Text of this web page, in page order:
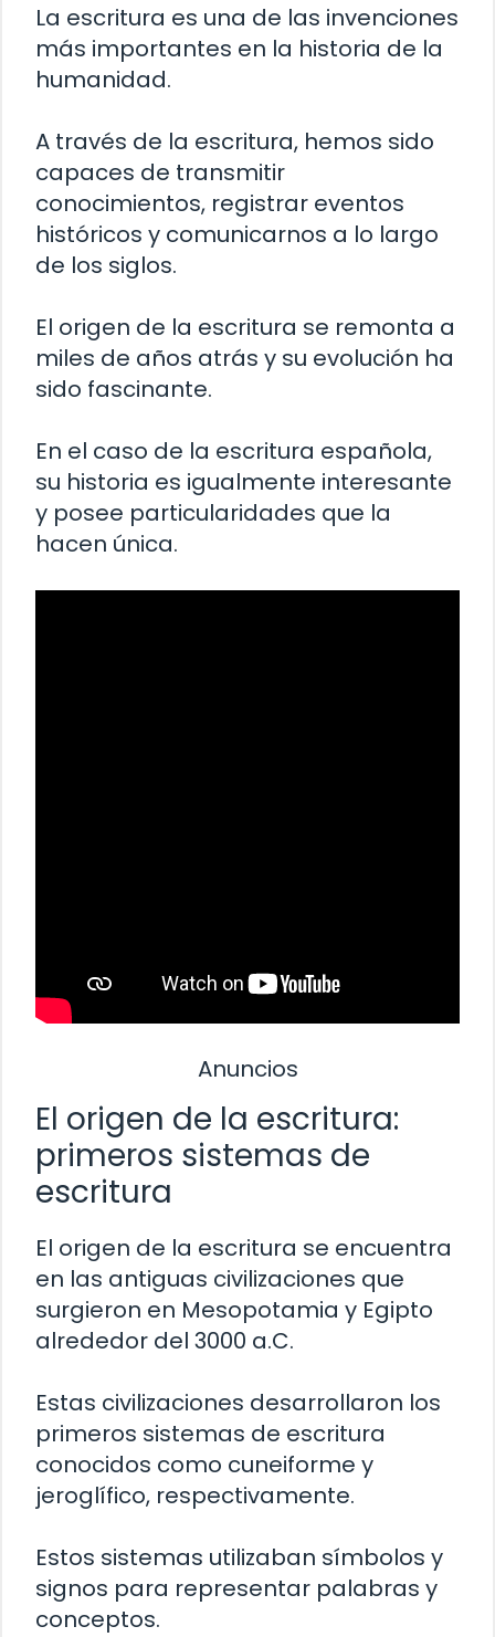
La escritura es una de las invenciones
más importantes en la historia de la
humanidad.
A través de la escritura, hemos sido
capaces de transmitir
conocimientos, registrar eventos
históricos y comunicarnos a lo largo
de los siglos.
El origen de la escritura se remonta a
miles de años atrás y su evolución ha
sido fascinante.
En el caso de la escritura española,
su historia es igualmente interesante
y posee particularidades que la
hacen única.
Anuncios
El origen de la escritura:
primeros sistemas de
escritura
El origen de la escritura se encuentra
en las antiguas civilizaciones que
surgieron en Mesopotamia y Egipto
alrededor del 3000 a.C.
Estas civilizaciones desarrollaron los
primeros sistemas de escritura
conocidos como cuneiforme y
jeroglífico, respectivamente.
Estos sistemas utilizaban símbolos y
signos para representar palabras y
conceptos.